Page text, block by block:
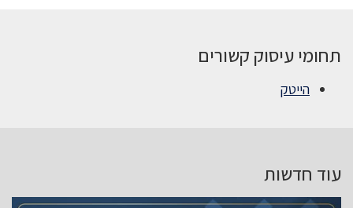
תחומי עיסוק קשורים
הייטק
עוד חדשות